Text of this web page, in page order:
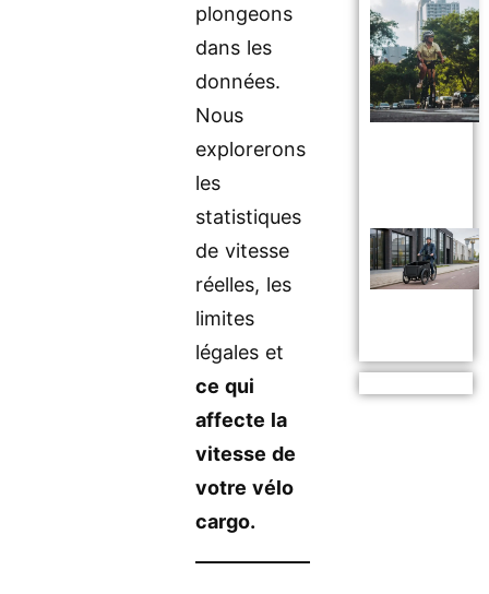
plongeons
dans les
données.
Nous
explorerons
les
statistiques
de vitesse
réelles, les
limites
légales et
ce qui
affecte la
vitesse de
votre vélo
cargo.